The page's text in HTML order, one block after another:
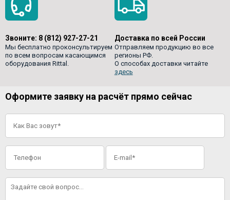
Звоните: 8 (812) 927-27-21
Мы бесплатно проконсультируем
по всем вопросам касающимся
оборудования Rittal.
Доставка по всей России
Отправляем продукцию во все
регионы РФ.
О способах доставки читайте
здесь
Оформите заявку на расчёт прямо сейчас